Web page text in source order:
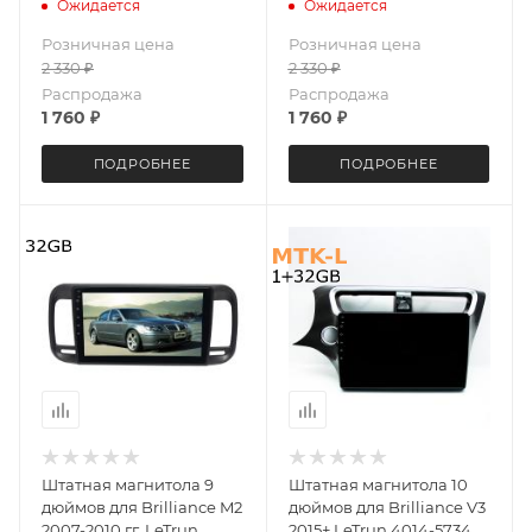
DSP
Ожидается
Розничная цена
2 330₽
Распродажа
1 760 ₽
ПОДРОБНЕЕ
Ожидается
Розничная цена
2 330₽
Распродажа
1 760 ₽
ПОДРОБНЕЕ
Штатная магнитола 9
дюймов для Brilliance M2
Штатная магнитола 10
дюймов для Brilliance V3